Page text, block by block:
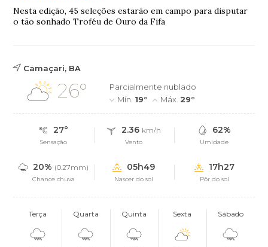
Nesta edição, 45 seleções estarão em campo para disputar
o tão sonhado Troféu de Ouro da Fifa
Camaçari, BA
26°
Parcialmente nublado
Mín. 19° Máx.29°
27°
Sensação
2.36 km/h
Vento
62%
Umidade
20% (0.27mm)
Chance chuva
05h49
Nascer do sol
17h27
Pôr do sol
Terça Quarta Quinta Sexta Sábado